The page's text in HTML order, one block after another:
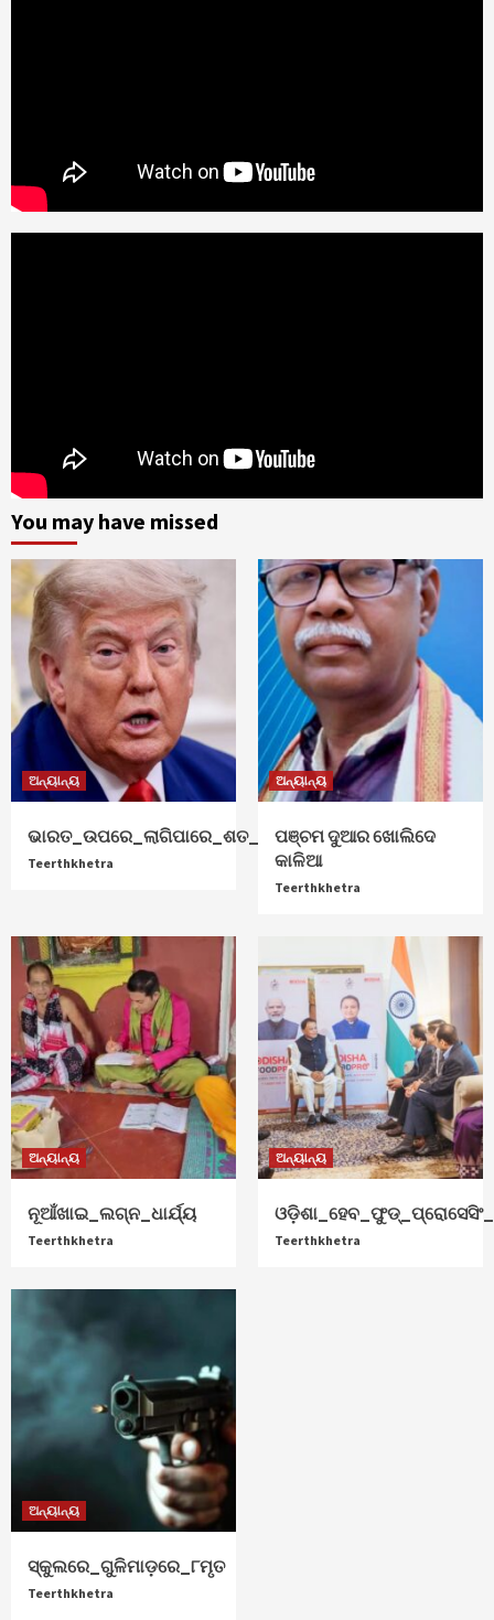
You may have missed
ଅନ୍ୟାନ୍ୟ
ଭାରତ_ଉପରେ_ଲାଗିପାରେ_ଶତ_ପ୍ରତିଶତ_ଟାରିଫ୍
Teerthkhetra
ଅନ୍ୟାନ୍ୟ
ପଞ୍ଚମ ଦୁଆର ଖୋଲିଦେ
କାଳିଆ
Teerthkhetra
ଅନ୍ୟାନ୍ୟ
ନୂଆଁଖାଇ_ଲଗ୍ନ_ଧାର୍ଯ୍ୟ
Teerthkhetra
ଅନ୍ୟାନ୍ୟ
Teerthkhetra
ଅନ୍ୟାନ୍ୟ
ସ୍କୁଲରେ_ଗୁଳିମାଡ଼ରେ_୮ମୃତ
Teerthkhetra